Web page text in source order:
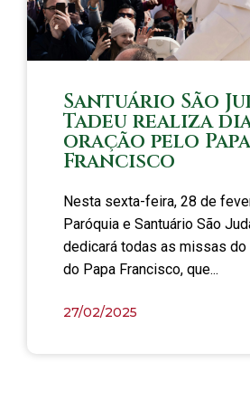
Santuário São
Tadeu realiza
oração pelo Papa
Francisco
Nesta sexta-feira, 28 de
Paróquia e Santuário São
dedicará todas as missas do
do Papa Francisco, que...
27/02/2025